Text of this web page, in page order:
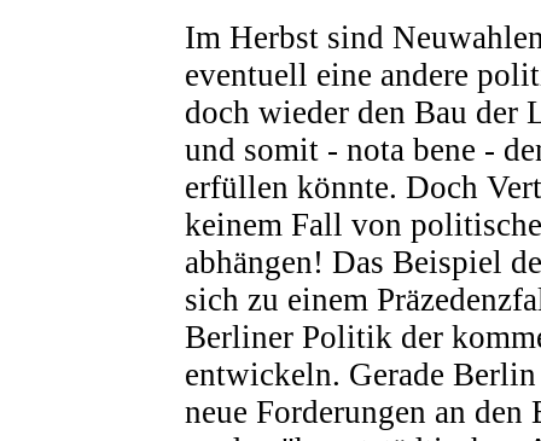
Im Herbst sind
eventuell eine andere
doch wieder den Bau der
und somit - nota bene -
erfüllen könnte. Doch
keinem Fall von
abhängen! Das Beispiel
sich zu einem
Berliner Politik der
entwickeln. Gerade
neue Forderungen an den